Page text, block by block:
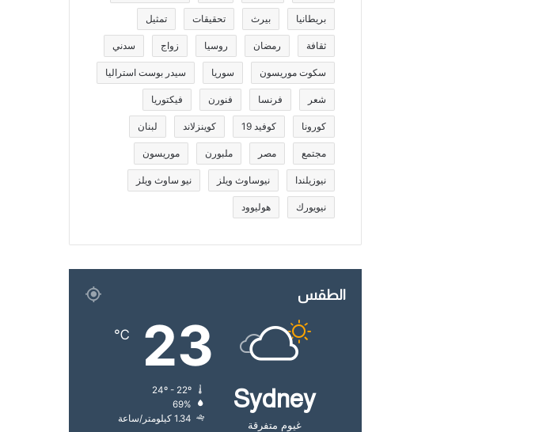
بريطانيا بيرث تحقيقات تمثيل
ثقافة رمضان روسيا زواج سدني
سكوت موريسون سوريا سيدر بوست استراليا
شعر فرنسا فنورن فيكتوريا
كورونا كوفيد 19 كوينزلاند لبنان
مجتمع مصر ملبورن موريسون
نيوزيلندا نيوساوث ويلز نيو ساوث ويلز
نيويورك هوليوود
الطقس
Sydney
غيوم متفرقة
23
℃
69%
1.34 كيلومتر/ساعة